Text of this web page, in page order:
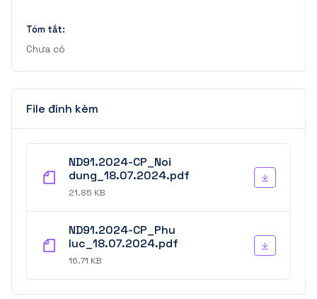
Tóm tắt:
Chưa có
File đính kèm
ND91.2024-CP_Noi
dung_18.07.2024.pdf
21.85 KB
ND91.2024-CP_Phu
luc_18.07.2024.pdf
16.71 KB